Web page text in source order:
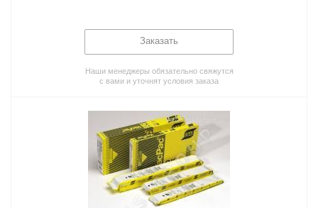
Заказать
Наши менеджеры обязательно свяжутся
с вами и уточнят условия заказа